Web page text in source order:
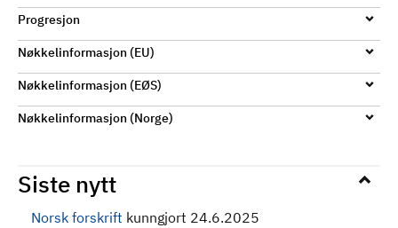
Progresjon
Nøkkelinformasjon (EU)
Nøkkelinformasjon (EØS)
Nøkkelinformasjon (Norge)
Siste nytt
Norsk forskrift kunngjort 24.6.2025